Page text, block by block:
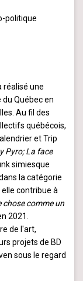
politique
réalisé une
Québec en
Au fil des
québécois,
et Trip
Pyro; La face
simiesque
la catégorie
elle contribue à
chose comme un
2021.
de l'art,
projets de BD
sous le regard